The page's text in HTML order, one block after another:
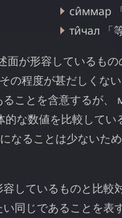
си̂ммар
ти̂чал 「
面が形容しているも
の程度が甚だしくな
ことを含意するが、
な数値を比較して
なることは少ないた
しているものと比較
い同じであることを表